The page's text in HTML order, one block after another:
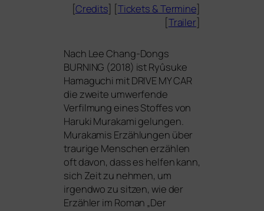
[Credits] [Tickets &Termine]
[Trailer]
Nach Lee Chang-Dongs
BURNING (2018) ist Ryûsuke
Hamaguchi mitDRIVEMYCAR
die zwei­te umwer­fen­de
Verfilmung eines Stoffes von
Haruki Murakami gelun­gen.
Murakamis Erzählungen über
trau­ri­ge Menschen erzäh­len
oft davon, dass es hel­fen kann,
sich Zeit zu neh­men, um
irgend­wo zu sit­zen, wie der
Erzähler im Roman „Der